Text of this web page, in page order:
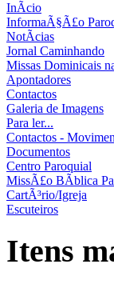
InÃ­cio
InformaÃ§Ã£o
NotÃ­cias
Jornal Caminhando
Missas Dominicais
Apontadores
Contactos
Galeria de Imagens
Para ler...
Contactos -
Documentos
Centro Paroquial
MissÃ£o BÃ­blica
CartÃ³rio/Igreja
Escuteiros
Itens